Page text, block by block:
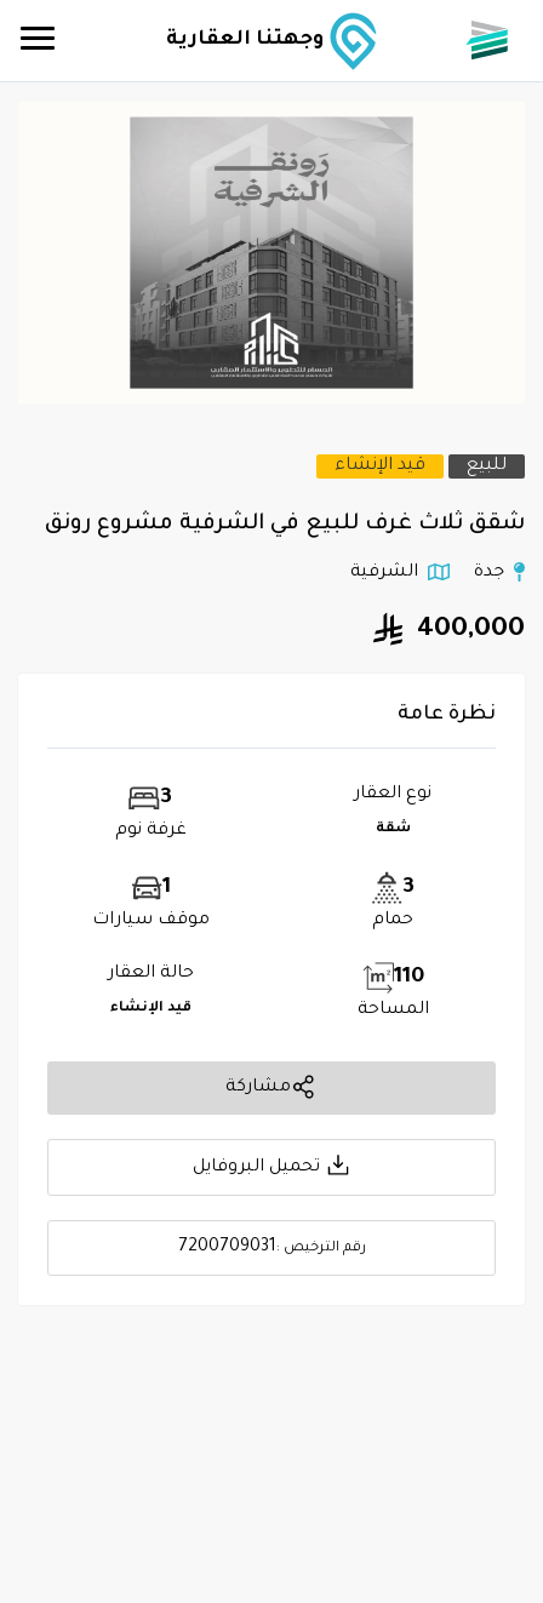
وجهتنا العقارية
للبيع قيد الإنشاء
شقق ثلاث غرف للبيع في الشرفية مشروع رونق
جدة الشرفية
400,000
نظرة عامة
نوع العقار
شقة
3
غرفة نوم
3
حمام
1
موقف سيارات
110
المساحة
حالة العقار
قيد الإنشاء
مشاركة
تحميل البروفايل
رقم الترخيص : 7200709031